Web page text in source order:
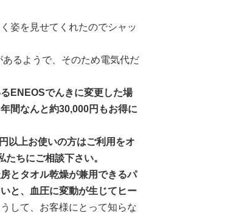
姿を見せてくれたのでシャッ
るようで、そのため電気代だ
ENEOSでんきに変更した場
間なんと約30,000円もお得に
以上お使いの方はご利用をオ
ちにご相談下さい。
とタオル乾燥が兼用できるパ
と、血圧に変動が生じてヒー
うして、お客様にとって知らな